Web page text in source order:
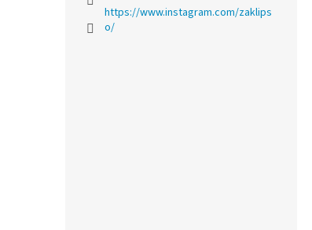
https://www.instagram.com/zaklips
o/